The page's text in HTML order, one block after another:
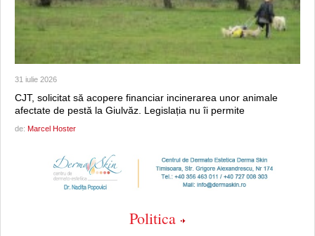
31 iulie 2026
CJT, solicitat să acopere financiar incinerarea unor animale
afectate de pestă la Giulvăz. Legislația nu îi permite
de: Marcel Hoster
Politica